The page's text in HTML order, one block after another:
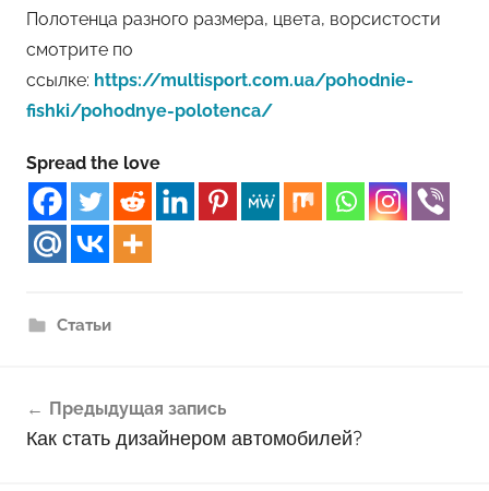
Полотенца разного размера, цвета, ворсистости
смотрите по
ссылке: https://multisport.com.ua/pohodnie-
fishki/pohodnye-polotenca/
Spread the love
Статьи
по
Предыдущая запись
Как стать дизайнером автомобилей?